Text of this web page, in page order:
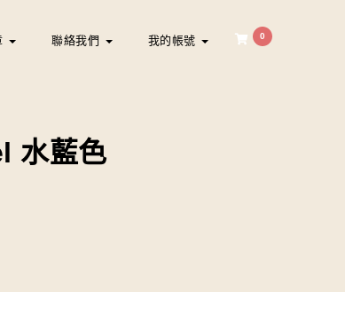
0
聯絡我們 我的帳號
水藍色